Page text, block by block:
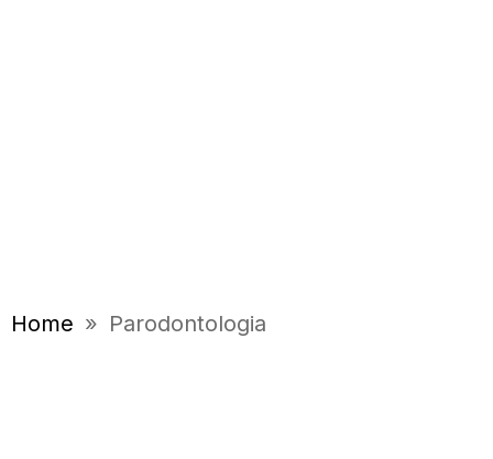
Home » Parodontologia